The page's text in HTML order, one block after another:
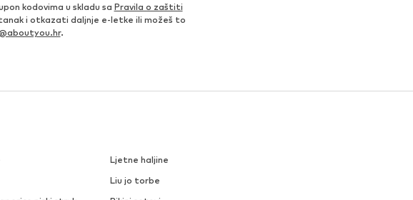
kodovima u skladu sa Pravila o zaštiti
i otkazati daljnje e-letke ili možeš to
.
Ljetne haljine
Liu jo torbe